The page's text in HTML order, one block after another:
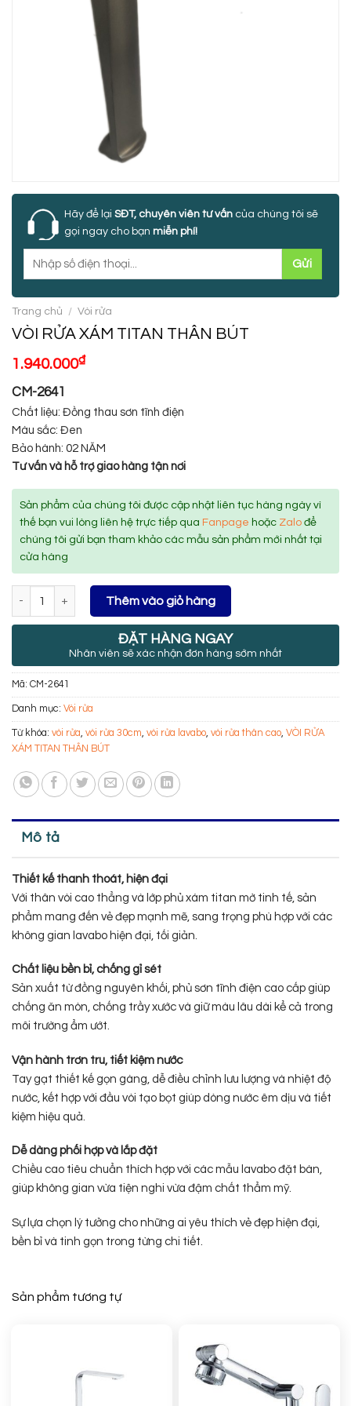
Hãy để lại SĐT, chuyên viên tư vấn của chúng tôi sẽ
gọi ngay cho bạn miễn phí!
Trang chủ / Vòi rửa
VÒI RỬA XÁM TITAN THÂN BÚT
1.940.000₫
CM-2641
Chất liệu: Đồng thau sơn tĩnh điện
Màu sắc: Đen
Bảo hành: 02 NĂM
Tư vấn và hỗ trợ giao hàng tận nơi
Sản phẩm của chúng tôi được cập nhật liên tục hàng ngày vì
thế bạn vui lòng liên hệ trực tiếp qua Fanpage hoặc Zalo để
chúng tôi gửi bạn tham khảo các mẫu sản phẩm mới nhất tại
cửa hàng
Thêm vào giỏ hàng
ĐẶT HÀNG NGAY
Nhân viên sẽ xác nhận đơn hàng sớm nhất
Mã: CM-2641
Danh mục: Vòi rửa
Từ khóa: vòi rửa, vòi rửa 30cm, vòi rửa lavabo, vòi rửa thân cao, VÒI RỬA
XÁM TITAN THÂN BÚT
Mô tả
Thiết kế thanh thoát, hiện đại
Với thân vòi cao thẳng và lớp phủ xám titan mờ tinh tế, sản
phẩm mang đến vẻ đẹp mạnh mẽ, sang trọng phù hợp với các
không gian lavabo hiện đại, tối giản.
Chất liệu bền bỉ, chống gỉ sét
Sản xuất từ đồng nguyên khối, phủ sơn tĩnh điện cao cấp giúp
chống ăn mòn, chống trầy xước và giữ màu lâu dài kể cả trong
môi trường ẩm ướt.
Vận hành trơn tru, tiết kiệm nước
Tay gạt thiết kế gọn gàng, dễ điều chỉnh lưu lượng và nhiệt độ
nước, kết hợp với đầu vòi tạo bọt giúp dòng nước êm dịu và tiết
kiệm hiệu quả.
Dễ dàng phối hợp và lắp đặt
Chiều cao tiêu chuẩn thích hợp với các mẫu lavabo đặt bàn,
giúp không gian vừa tiện nghi vừa đậm chất thẩm mỹ.
Sự lựa chọn lý tưởng cho những ai yêu thích vẻ đẹp hiện đại,
bền bỉ và tinh gọn trong từng chi tiết.
Sản phẩm tương tự